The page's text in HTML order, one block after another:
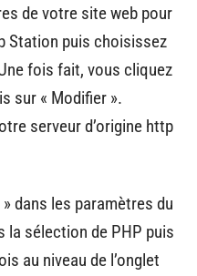
de votre site web pour
Station puis choisissez
fois fait, vous cliquez
sur « Modifier ».
serveur d’origine http
dans les paramètres du
la sélection de PHP puis
au niveau de l’onglet